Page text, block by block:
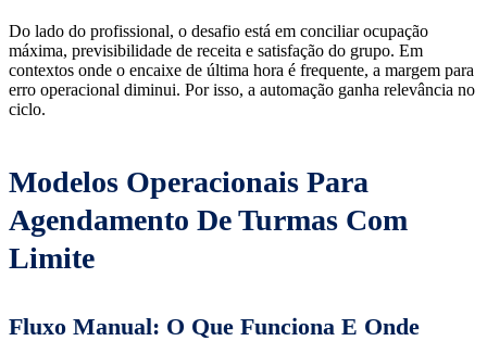
Do lado do profissional, o desafio está em conciliar ocupação
máxima, previsibilidade de receita e satisfação do grupo. Em
contextos onde o encaixe de última hora é frequente, a margem para
erro operacional diminui. Por isso, a automação ganha relevância no
ciclo.
Modelos Operacionais Para
Agendamento De Turmas Com
Limite
Fluxo Manual: O Que Funciona E Onde